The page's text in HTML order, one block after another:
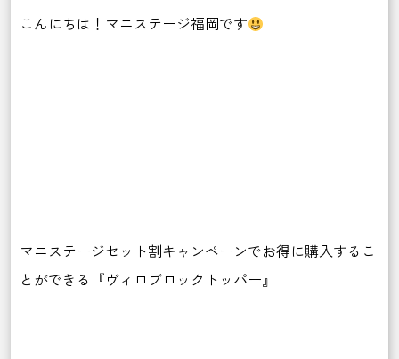
こんにちは！マニステージ福岡です
マニステージセット割キャンペーンでお得に購入するこ
とができる『ヴィロブロックトッパー』